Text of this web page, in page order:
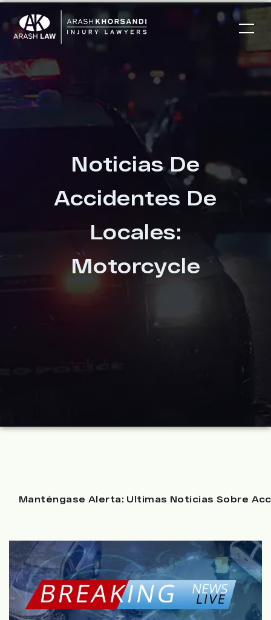
Noticias De
Accidentes De
Locales:
Motorcycle
Manténgase Alerta: Ultimas Noticias Sobre